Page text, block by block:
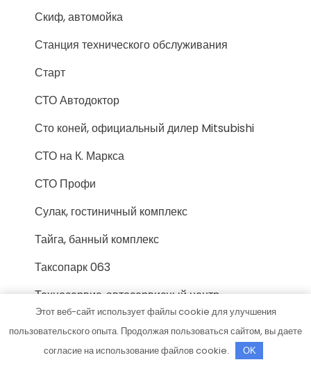
Скиф, автомойка
Станция технического обслуживания
Старт
СТО Автодоктор
Сто коней, официальный дилер Mitsubishi
СТО на К. Маркса
СТО Профи
Сулак, гостиничный комплекс
Тайга, банный комплекс
Таксопарк 063
Техносервис, автосервисный центр
Тонус, оздоровительный комплекс
Этот веб-сайт использует файлы cookie для улучшения
пользовательского опыта. Продолжая пользоваться сайтом, вы даете
согласие на использование файлов cookie.
OK